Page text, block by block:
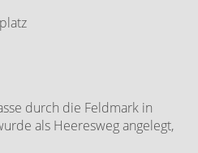
durch die Feldmark in
als Heeresweg angelegt,